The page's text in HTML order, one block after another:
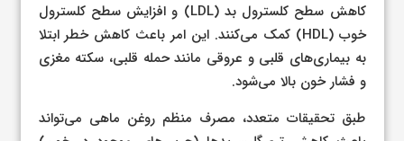
کاهش سطح کلسترول بد (LDL) و افزایش سطح کلسترول
خوب (HDL) کمک می‌کنند. این امر باعث کاهش خطر ابتلا
به بیماری‌های قلبی و عروقی مانند حمله قلبی، سکته مغزی
و فشار خون بالا می‌شود.
طبق تحقیقات متعدد، مصرف منظم روغن ماهی می‌تواند